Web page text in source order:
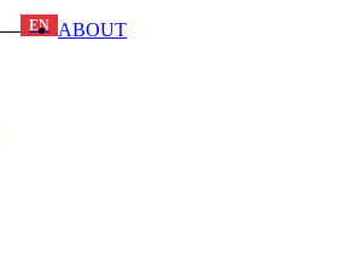
EN ABOUT